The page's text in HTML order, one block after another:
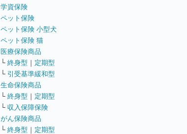
学資保険
ペット保険
ペット保険 小型犬
ペット保険 猫
医療保険商品
└ 終身型 ｜ 定期型
└ 引受基準緩和型
生命保険商品
└ 終身型 ｜ 定期型
└ 収入保障保険
がん保険商品
└ 終身型 ｜ 定期型